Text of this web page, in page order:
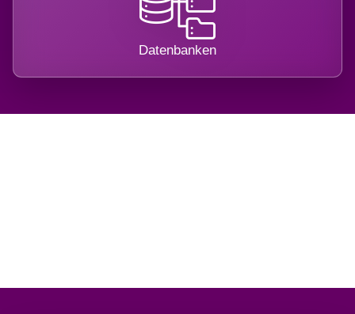
Datenbanken